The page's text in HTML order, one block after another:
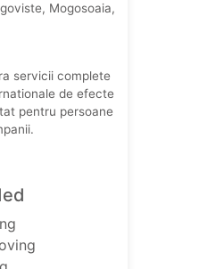
Mogosoaia,
servicii complete
de efecte
pentru persoane